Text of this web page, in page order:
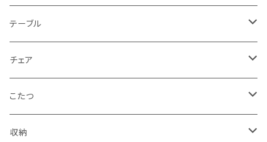
1人掛け
カウチソファ
コーナーソファ
ソファセット
セミダブルサイズ（フレームのみ）
ダブルサイズ（フレームのみ）
ワイドダブルサイズ以上（フレームのみ）
シングルサイズ以下（マットレス付）
ダイニング3点セット以下
ダイニング4点セット
ダイニング5点・6点セット
ダイニング7点セット以上
テーブル
センターテーブル
ダイニングテーブル
カウンターテーブル
チェア
ダイニングチェア
カウンターチェア
こたつ
こたつテーブル
収納